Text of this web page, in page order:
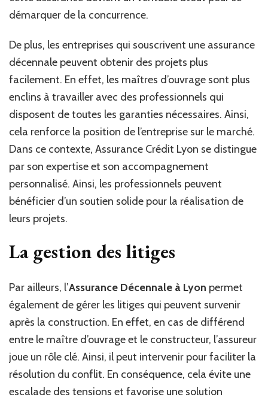
démarquer de la concurrence.
De plus, les entreprises qui souscrivent une assurance
décennale peuvent obtenir des projets plus
facilement. En effet, les maîtres d’ouvrage sont plus
enclins à travailler avec des professionnels qui
disposent de toutes les garanties nécessaires. Ainsi,
cela renforce la position de l’entreprise sur le marché.
Dans ce contexte, Assurance Crédit Lyon se distingue
par son expertise et son accompagnement
personnalisé. Ainsi, les professionnels peuvent
bénéficier d’un soutien solide pour la réalisation de
leurs projets.
La gestion des litiges
Par ailleurs, l’Assurance Décennale à Lyon permet
également de gérer les litiges qui peuvent survenir
après la construction. En effet, en cas de différend
entre le maître d’ouvrage et le constructeur, l’assureur
joue un rôle clé. Ainsi, il peut intervenir pour faciliter la
résolution du conflit. En conséquence, cela évite une
escalade des tensions et favorise une solution